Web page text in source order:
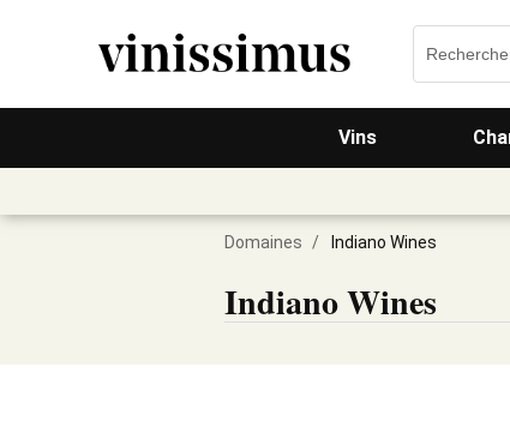
Vins
Domaines / Indiano Wines
Indiano Wines